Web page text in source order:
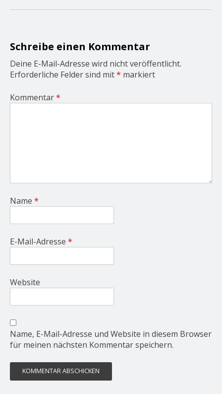
o
n
Schreibe einen Kommentar
Deine E-Mail-Adresse wird nicht veröffentlicht.
Erforderliche Felder sind mit* markiert
Kommentar*
Name *
E-Mail-Adresse *
Website
Name, E-Mail-Adresse und Website in diesem Browser
für meinen nächsten Kommentar speichern.